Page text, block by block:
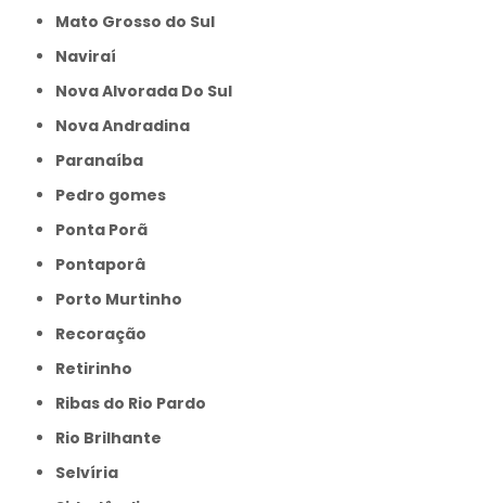
Mato Grosso do Sul
Naviraí
Nova Alvorada Do Sul
Nova Andradina
Paranaíba
Pedro gomes
Ponta Porã
Pontaporâ
Porto Murtinho
Recoração
Retirinho
Ribas do Rio Pardo
Rio Brilhante
Selvíria